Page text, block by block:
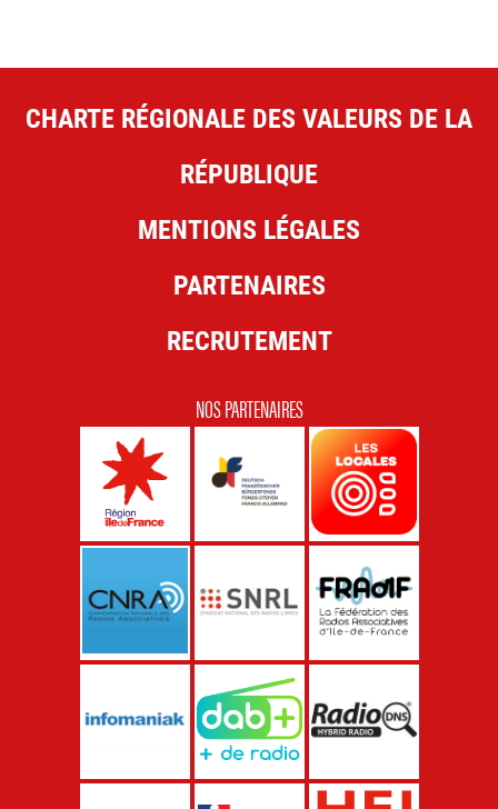
CHARTE RÉGIONALE DES VALEURS DE LA
RÉPUBLIQUE
MENTIONS LÉGALES
PARTENAIRES
RECRUTEMENT
NOS PARTENAIRES